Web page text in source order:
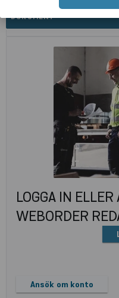
DOKUMENT
LOGGA IN
WEBORDER
Ansök om konto